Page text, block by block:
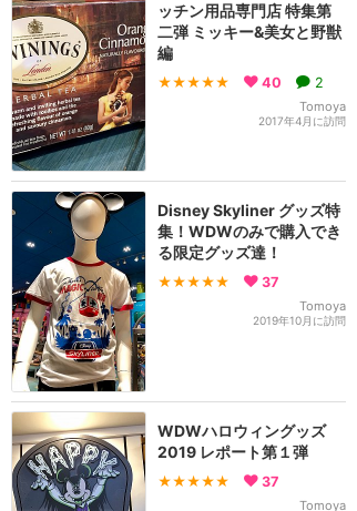
ッチン用品専門店 特集第
二弾 ミッキー&美女と野獣
編
★★★★★ 40 2
Tomoya
2017年4月に訪問
Disney Skyliner グッズ特
集！WDWのみで購入でき
る限定グッズ達！
★★★★★ 37
Tomoya
2019年10月に訪問
WDWハロウィングッズ
2019 レポート第１弾
★★★★★ 37
Tomoya